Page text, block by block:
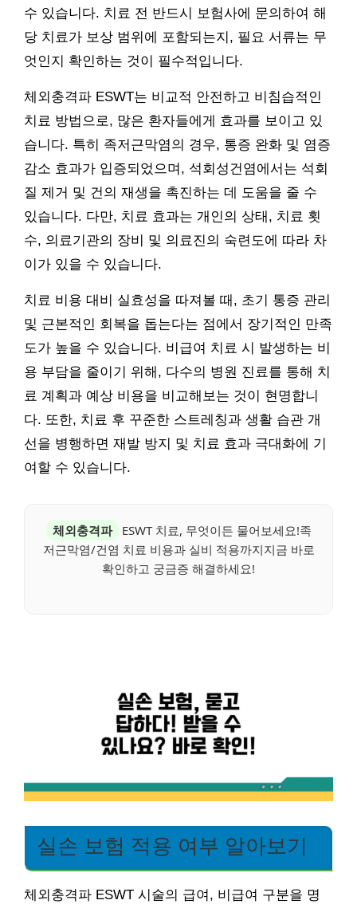
수 있습니다. 치료 전 반드시 보험사에 문의하여 해
당 치료가 보상 범위에 포함되는지, 필요 서류는 무
엇인지 확인하는 것이 필수적입니다.
체외충격파 ESWT는 비교적 안전하고 비침습적인
치료 방법으로, 많은 환자들에게 효과를 보이고 있
습니다. 특히 족저근막염의 경우, 통증 완화 및 염증
감소 효과가 입증되었으며, 석회성건염에서는 석회
질 제거 및 건의 재생을 촉진하는 데 도움을 줄 수
있습니다. 다만, 치료 효과는 개인의 상태, 치료 횟
수, 의료기관의 장비 및 의료진의 숙련도에 따라 차
이가 있을 수 있습니다.
치료 비용 대비 실효성을 따져볼 때, 초기 통증 관리
및 근본적인 회복을 돕는다는 점에서 장기적인 만족
도가 높을 수 있습니다. 비급여 치료 시 발생하는 비
용 부담을 줄이기 위해, 다수의 병원 진료를 통해 치
료 계획과 예상 비용을 비교해보는 것이 현명합니
다. 또한, 치료 후 꾸준한 스트레칭과 생활 습관 개
선을 병행하면 재발 방지 및 치료 효과 극대화에 기
여할 수 있습니다.
체외충격파
ESWT 치료, 무엇이든 물어보세요!족
저근막염/건염 치료 비용과 실비 적용까지지금 바로
확인하고 궁금증 해결하세요!
실손 보험 적용 여부 알아보기
체외충격파 ESWT 시술의 급여, 비급여 구분을 명